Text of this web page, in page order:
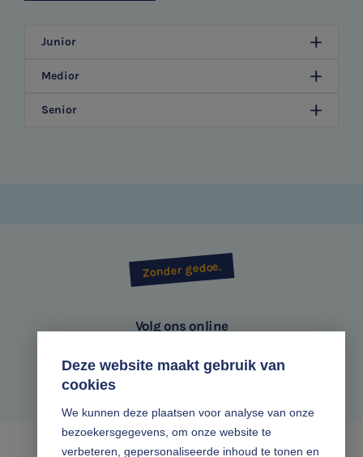
Deze website maakt gebruik van
cookies
We kunnen deze plaatsen voor analyse van onze
bezoekersgegevens, om onze website te
verbeteren, gepersonaliseerde inhoud te tonen en
Junior
Medior
Senior
Zonder gedoe.
Volg ons online